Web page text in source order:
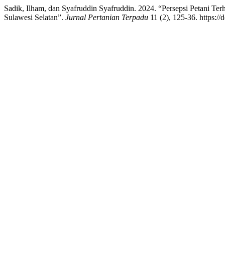
Sadik, Ilham, dan Syafruddin Syafruddin. 2024. “Persepsi Petani
Sulawesi Selatan”. Jurnal Pertanian Terpadu 11 (2), 125-36. https://